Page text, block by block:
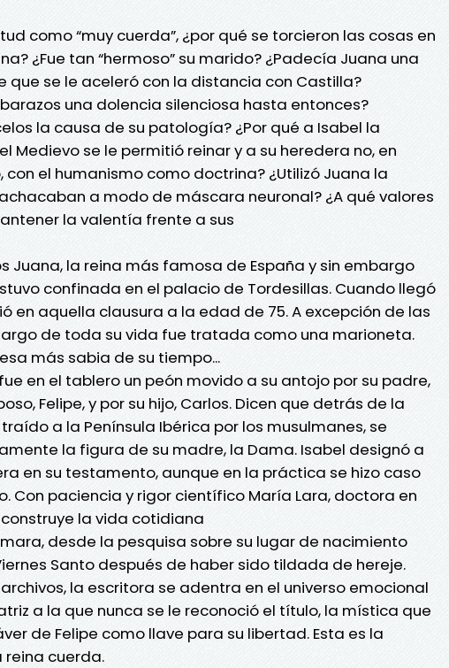
como “muy cuerda”, ¿por qué se torcieron las cosas en
¿Fue tan “hermoso” su marido? ¿Padecía Juana una
se le aceleró con la distancia con Castilla?
una dolencia silenciosa hasta entonces?
la causa de su patología? ¿Por qué a Isabel la
Medievo se le permitió reinar y a su heredera no, en
con el humanismo como doctrina? ¿Utilizó Juana la
a modo de máscara neuronal? ¿A qué valores
la valentía frente a sus
Juana, la reina más famosa de España y sin embargo
confinada en el palacio de Tordesillas. Cuando llegó
en aquella clausura a la edad de 75. A excepción de las
de toda su vida fue tratada como una marioneta.
más sabia de su tiempo...
en el tablero un peón movido a su antojo por su padre,
Felipe, y por su hijo, Carlos. Dicen que detrás de la
a la Península Ibérica por los musulmanes, se
la figura de su madre, la Dama. Isabel designó a
en su testamento, aunque en la práctica se hizo caso
Con paciencia y rigor científico María Lara, doctora en
la vida cotidiana
desde la pesquisa sobre su lugar de nacimiento
Santo después de haber sido tildada de hereje.
la escritora se adentra en el universo emocional
a la que nunca se le reconoció el título, la mística que
de Felipe como llave para su libertad. Esta es la
reina cuerda.